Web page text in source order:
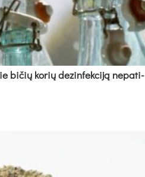
bi­čių ko­rių de­zin­fek­ci­ją ne­pa­ti­